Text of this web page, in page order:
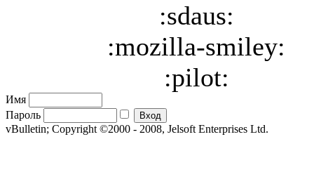
:sdaus:
:mozilla-smiley:
:pilot:
Имя
Пароль
vBulletin; Copyright ©2000 - 2008, Jelsoft Enterprises Ltd.